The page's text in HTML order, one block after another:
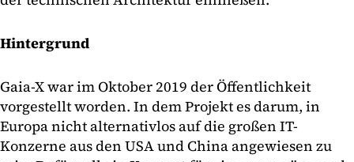
Hintergrund
Gaia-X war im Oktober 2019 der Öffentlichkeit
vorgestellt worden. In dem Projekt es darum, in
Europa nicht alternativlos auf die großen IT-
Konzerne aus den USA und China angewiesen zu